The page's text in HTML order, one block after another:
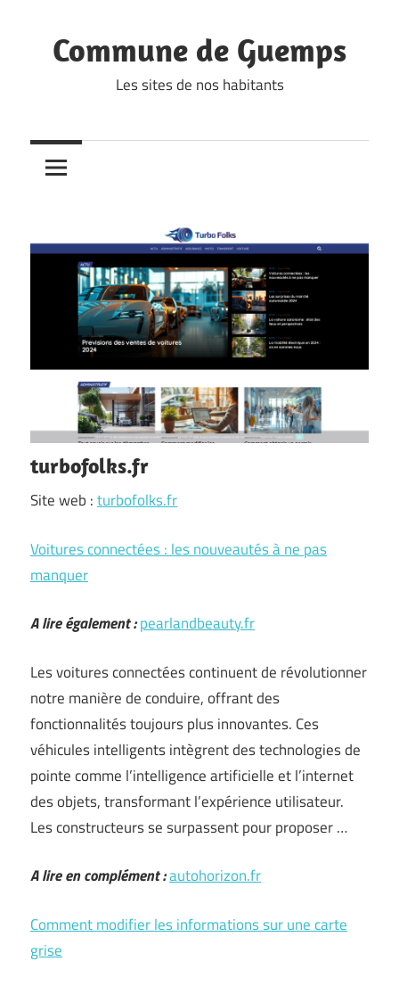
content
Commune de Guemps
Les sites de nos habitants
turbofolks.fr
Site web :turbofolks.fr
Voitures connectées : les nouveautés à ne pas
manquer
A lire également :pearlandbeauty.fr
Les voitures connectées continuent de révolutionner
notre manière de conduire, offrant des
fonctionnalités toujours plus innovantes. Ces
véhicules intelligents intègrent des technologies de
pointe comme l’intelligence artificielle et l’internet
des objets, transformant l’expérience utilisateur.
Les constructeurs se surpassent pour proposer …
A lire en complément :autohorizon.fr
Comment modifier les informations sur une carte
grise